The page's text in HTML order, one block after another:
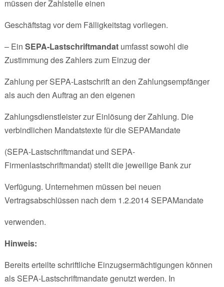
müssen der Zahlstelle einen
Geschäftstag vor dem Fälligkeitstag vorliegen.
– Ein SEPA-Lastschriftmandat umfasst sowohl die
Zustimmung des Zahlers zum Einzug der
Zahlung per SEPA-Lastschrift an den Zahlungsempfänger
als auch den Auftrag an den eigenen
Zahlungsdienstleister zur Einlösung der Zahlung. Die
verbindlichen Mandatstexte für die SEPAMandate
(SEPA-Lastschriftmandat und SEPA-
Firmenlastschriftmandat) stellt die jeweilige Bank zur
Verfügung. Unternehmen müssen bei neuen
Vertragsabschlüssen nach dem 1.2.2014 SEPAMandate
verwenden.
Hinweis:
Bereits erteilte schriftliche Einzugsermächtigungen können
als SEPA-Lastschriftmandate genutzt werden. In